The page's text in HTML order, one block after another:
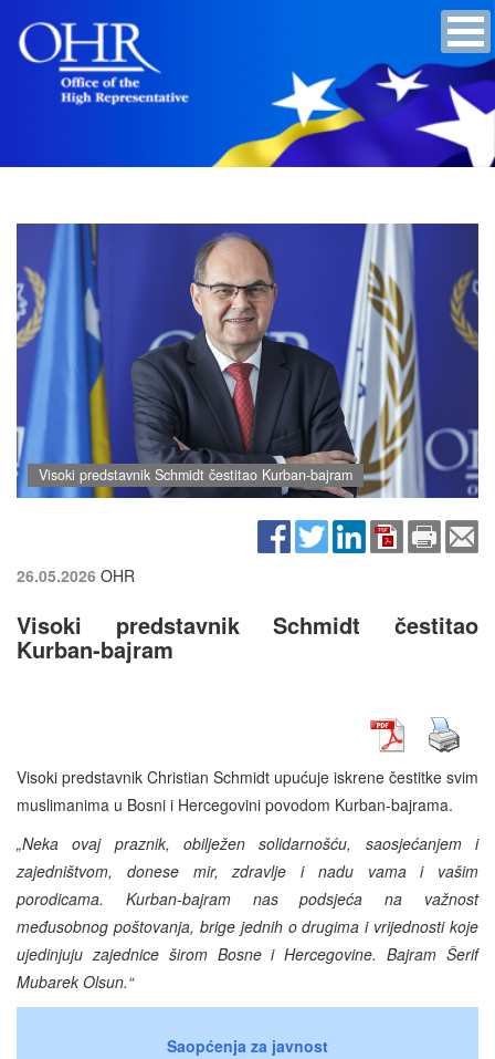
Visoki predstavnik Schmidt čestitao Kurban-bajram
26.05.2026 OHR
Visoki predstavnik Schmidt čestitao
Kurban-bajram
Visoki predstavnik Christian Schmidt upućuje iskrene čestitke svim
muslimanima u Bosni i Hercegovini povodom Kurban-bajrama.
„Neka ovaj praznik, obilježen solidarnošću, saosjećanjem i
zajedništvom, donese mir, zdravlje i nadu vama i vašim
porodicama. Kurban-bajram nas podsjeća na važnost
međusobnog poštovanja, brige jednih o drugima i vrijednosti koje
ujedinjuju zajednice širom Bosne i Hercegovine. Bajram Šerif
Mubarek Olsun.“
Saopćenja za javnost